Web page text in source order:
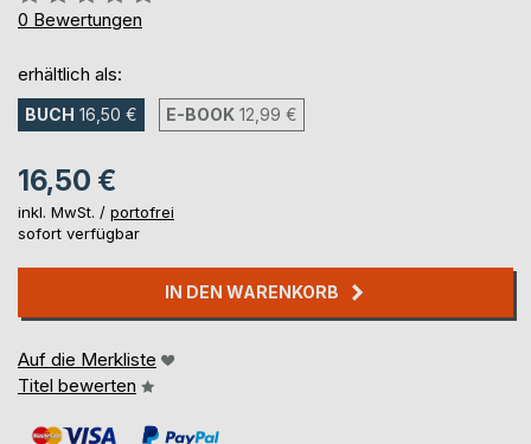
0%
0 Bewertungen
erhältlich als:
BUCH 16,50 € E-BOOK 12,99 €
16,50 €
inkl. MwSt. / portofrei
sofort verfügbar
IN DEN WARENKORB
Auf die Merkliste
Titel bewerten